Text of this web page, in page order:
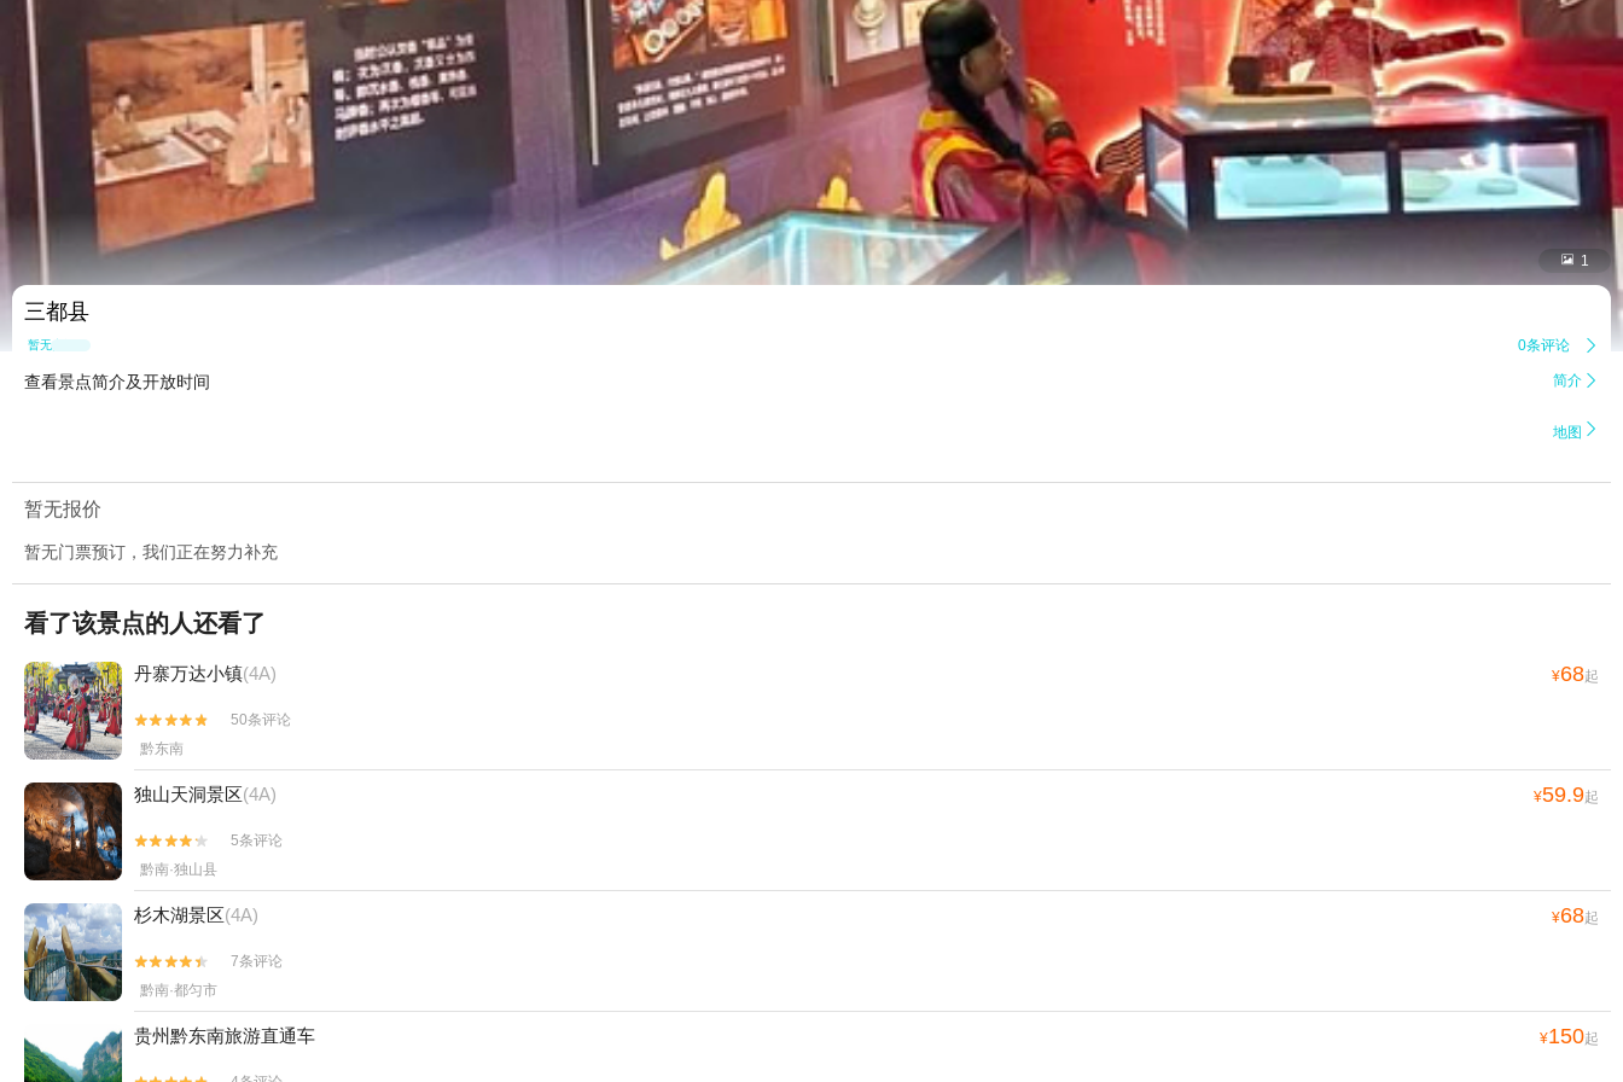
 1
三都县
暂无点评 0条评论 
查看景点简介及开放时间 简介 
地图 
暂无报价
暂无门票预订，我们正在努力补充
看了该景点的人还看了
丹寨万达小镇(4A) ¥68起


50条评论
黔东南
独山天洞景区(4A) ¥59.9起


5条评论
黔南·独山县
杉木湖景区(4A) ¥68起


7条评论
黔南·都匀市
贵州黔东南旅游直通车 ¥150起